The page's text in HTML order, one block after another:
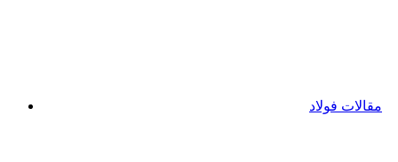
مقالات فولاد